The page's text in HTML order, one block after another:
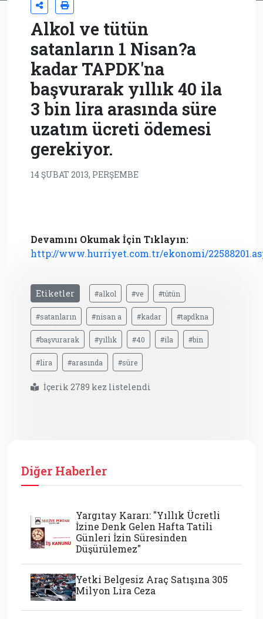
Alkol ve tütün
satanların 1 Nisan?a
kadar TAPDK'na
başvurarak yıllık 40 ila
3 bin lira arasında süre
uzatım ücreti ödemesi
gerekiyor.
14 ŞUBAT 2013, PERŞEMBE
Devamını Okumak İçin Tıklayın:
http://www.hurriyet.com.tr/ekonomi/
Etiketler #alkol #ve #tütün
#satanların #nisan a #kadar #tapdkna
#başvurarak #yıllık #40 #ila #bin
#lira #arasında #süre
İçerik 2789 kez listelendi
Diğer Haberler
Yargıtay Kararı: "Yıllık Ücretli
İzine Denk Gelen Hafta Tatili
Günleri İzin Süresinden
Düşürülemez"
Yetki Belgesiz Araç Satışına 305
Milyon Lira Ceza